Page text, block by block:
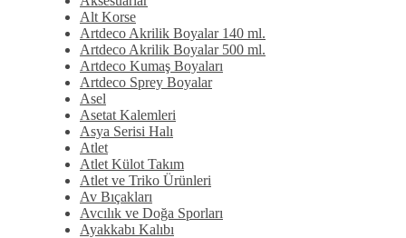
Alt Korse
Artdeco Akrilik Boyalar 140 ml.
Artdeco Akrilik Boyalar 500 ml.
Artdeco Kumaş Boyaları
Artdeco Sprey Boyalar
Asel
Asetat Kalemleri
Asya Serisi Halı
Atlet
Atlet Külot Takım
Atlet ve Triko Ürünleri
Av Bıçakları
Avcılık ve Doğa Sporları
Ayakkabı Kalıbı